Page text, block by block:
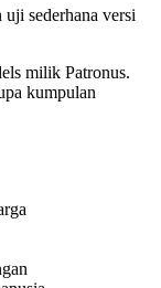
sederhana versi
milik Patronus.
kumpulan